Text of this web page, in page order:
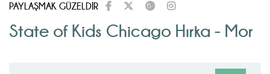
PAYLAŞMAK GÜZELDİR
State of Kids Chicago Hırka - Mor